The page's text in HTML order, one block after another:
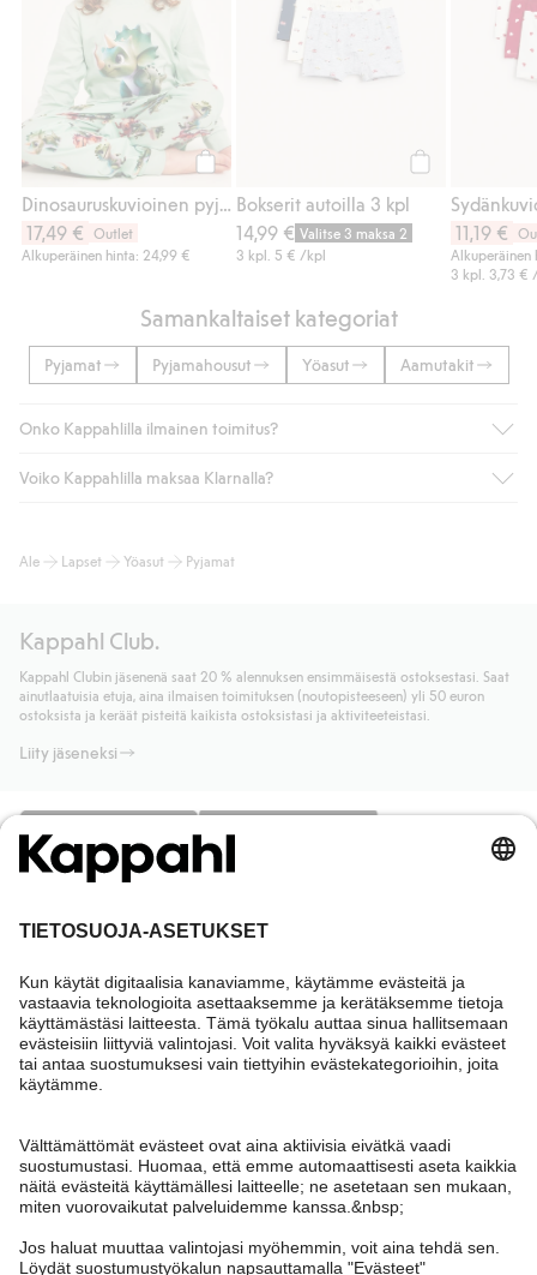
17,49 €
Outlet
Alkuperäinen hinta: 24,99 €
Bokserit autoilla 3 kpl
14,99 € Valitse 3 maksa 2
3 kpl. 5 € /kpl
11,19 €
Alkuperäinen
3 kpl. 3,73 €
Samankaltaiset kategoriat
Pyjamat Pyjamahousut Yöasut Aamutakit
Onko Kappahlilla ilmainen toimitus?
Jos olet Kappahl Clubin jäsen, saat aina ilmaisen toimituksen
kotiinkuljetusta). Toimituskulut poistuvat automaattisesti, kun
noutopisteeseen tai pakettiautomaattiin ja PostNordin
kotiinkuljetuksella 6,99 €, riippumatta ostosummasta.
Lue lisää
Voiko Kappahlilla maksaa Klarnalla?
maksutavat, kuten laskun, sekä muita maksuvaihtoehtoja.
Lisätietoja Klarnan maksuehdoista
Lue lisää
Ale Lapset Yöasut Pyjamat
Kappahl Club.
Kappahl Clubin jäsenenä saat 20 % alennuksen ensimmäisestä ostoksestasi. Saat
ainutlaatuisia etuja, aina ilmaisen toimituksen (noutopisteeseen) yli 50 euron
ostoksista ja keräät pisteitä kaikista ostoksistasi ja aktiviteeteistasi.
Liity jäseneksi
Tarvitsetko apua?
Asiakaspalvelu
Usein kysyttyä
Tilaus
Ota yhteyttä
Hae myymälä
Kappahl Club
Kappahl Club
Jäsenyysehdot
Tietoa Kappahl Group
Kestävä kehitys
Ehdot & käytännöt